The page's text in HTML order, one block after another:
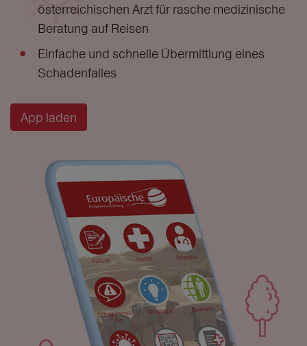
österreichischen Arzt für rasche medizinische
Beratung auf Reisen
Einfache und schnelle Übermittlung eines
Schadenfalles
App laden